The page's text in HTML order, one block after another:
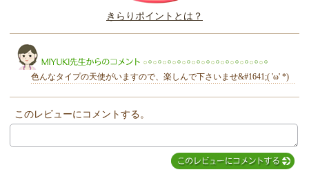
きらりポイントとは？
MIYUKI先生からのコメント
色んなタイプの天使がいますので、楽しんで下さいませ&#1641;( 'ω' *)
このレビューにコメントする。